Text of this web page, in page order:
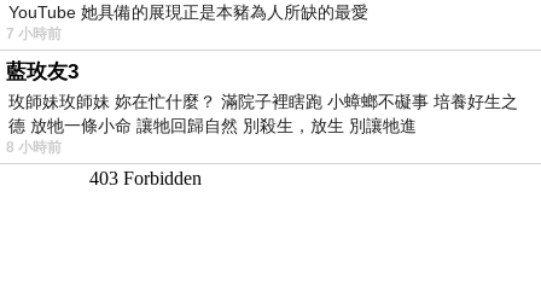
YouTube 她具備的展現正是本豬為人所缺的最愛
7 小時前
藍玫友3
玫師妹玫師妹 妳在忙什麼？ 滿院子裡瞎跑 小蟑螂不礙事 培養好生之
德 放牠一條小命 讓牠回歸自然 別殺生，放生 別讓牠進
8 小時前